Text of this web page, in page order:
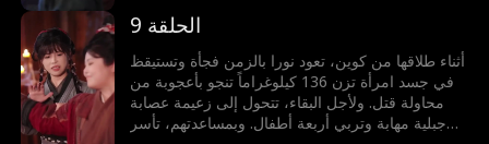
الحلقة 9
أثناء طلاقها من كوين، تعود نورا بالزمن فجأة وتستيقظ
في جسد امرأة تزن 136 كيلوغراماً تنجو بأعجوبة من
محاولة قتل. ولأجل البقاء، تتحول إلى زعيمة عصابة
جبلية مهابة وتربي أربعة أطفال. وبمساعدتهم، تأسر